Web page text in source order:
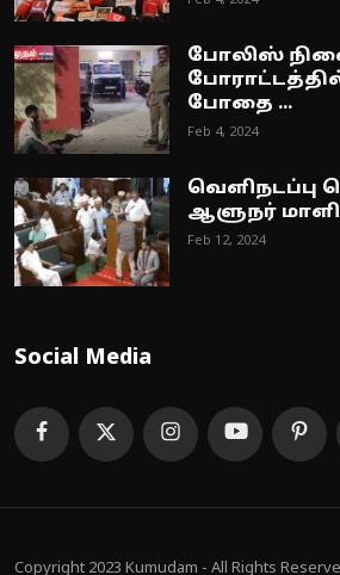
போலிஸ்
போதை ...
Feb 4, 2024
வெளிநடப்பு
ஆளுநர்
Feb 12, 2024
Social Media
Copyright 2023 Kumudam - All Rights